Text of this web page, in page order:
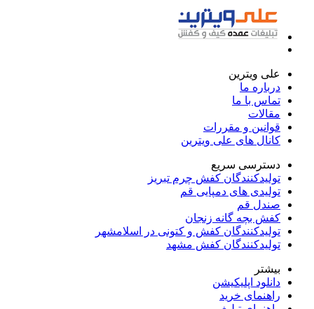
علی ویترین
درباره ما
تماس با ما
مقالات
قوانین و مقررات
کانال های علی ویترین
دسترسی سریع
تولیدکنندگان کفش چرم تبریز
تولیدی های دمپایی قم
صندل قم
کفش بچه گانه زنجان
تولیدکنندگان کفش و کتونی در اسلامشهر
تولیدکنندگان کفش مشهد
بیشتر
دانلود اپلیکیشن
راهنمای خرید